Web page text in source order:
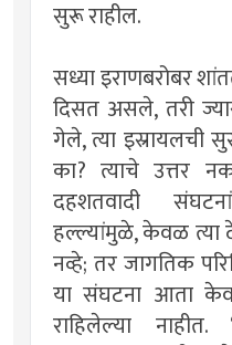
सुरू राहील.
सध्या इराणबरोबर
दिसत असले, तरी
गेले, त्या इस्रायलची
का? त्याचे उत्तर
दहशतवादी
हल्ल्यांमुळे, केवळ त्या
नव्हे; तर जागतिक
या संघटना आता केवळ
राहिलेल्या नाहीत.